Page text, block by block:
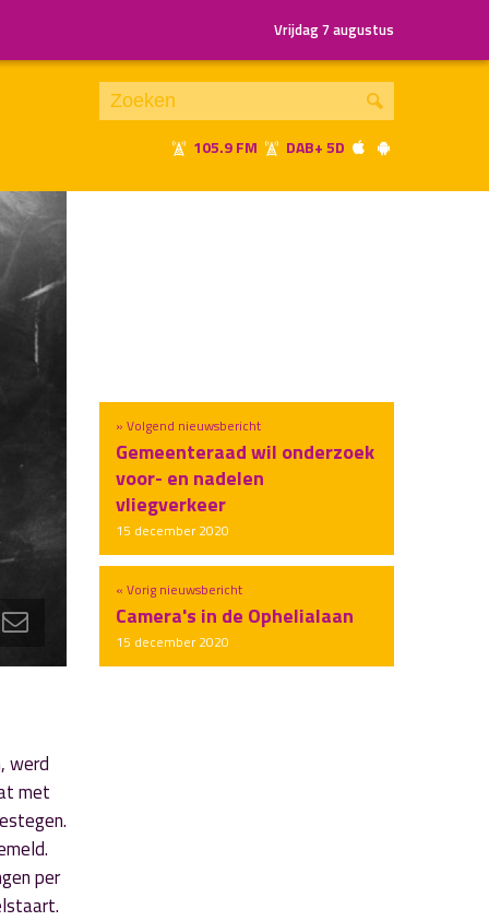
Vrijdag 7 augustus
105.9 FM DAB+ 5D
« Vorig nieuwsbericht
Camera's in de Ophelialaan
15 december 2020
» Volgend nieuwsbericht
Gemeenteraad wil onderzoek
voor- en nadelen
vliegverkeer
15 december 2020
werd
met
per